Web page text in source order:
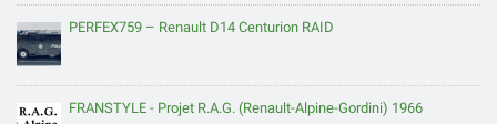
PERFEX759 – Renault D14 Centurion RAID
FRANSTYLE - Projet R.A.G. (Renault-Alpine-Gordini) 1966